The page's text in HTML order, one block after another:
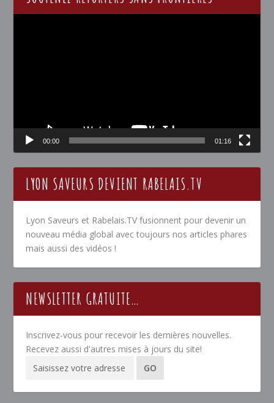
00:00 01:16
LYON SAVEURS DEVIENT RABELAIS.TV
Lyon Saveurs et Rabelais.TV fusionnent pour devenir un
nouveau média global avec toujours nos articles phares
mais aussi des vidéos !
NEWSLETTER GRATUITE…
Inscrivez-vous pour recevoir les dernières nouvelles.
Recevez aussi d'autres mises à jours du site!